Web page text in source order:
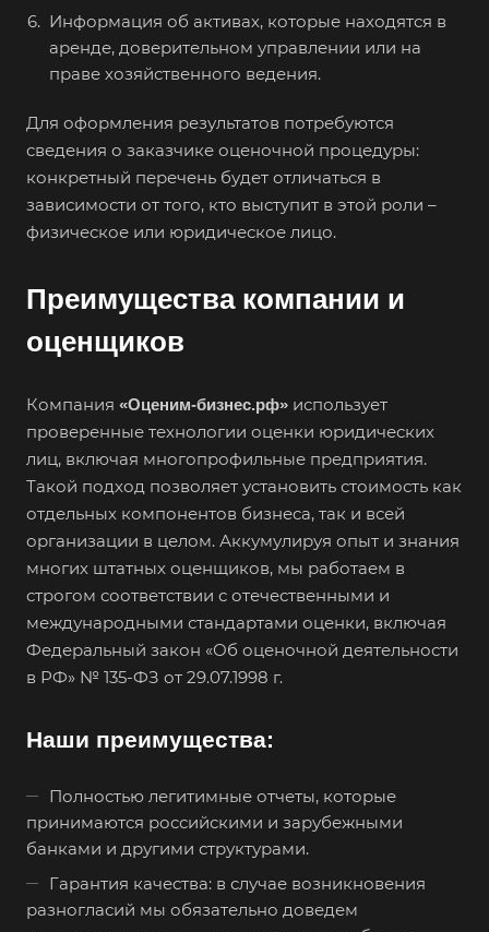
Информация об активах, которые находятся в
аренде, доверительном управлении или на
праве хозяйственного ведения.
Для оформления результатов потребуются
сведения о заказчике оценочной процедуры:
конкретный перечень будет отличаться в
зависимости от того, кто выступит в этой роли –
физическое или юридическое лицо.
Преимущества компании и
оценщиков
Компания «Оценим-бизнес.рф» использует
проверенные технологии оценки юридических
лиц, включая многопрофильные предприятия.
Такой подход позволяет установить стоимость как
отдельных компонентов бизнеса, так и всей
организации в целом. Аккумулируя опыт и знания
многих штатных оценщиков, мы работаем в
строгом соответствии с отечественными и
международными стандартами оценки, включая
Федеральный закон «Об оценочной деятельности
в РФ» № 135-ФЗ от 29.07.1998 г.
Наши преимущества:
Полностью легитимные отчеты, которые
принимаются российскими и зарубежными
банками и другими структурами.
Гарантия качества: в случае возникновения
разногласий мы обязательно доведем
Белово
Белореченск
Белоярский
Бердск
Березники
Биробиджан
Бирск
Благовещенск
Богородицк
Боготол
Большой Камень
Бор
Борзя
Борисоглебск
Братск
Брянск
Бугульма
Бузулук